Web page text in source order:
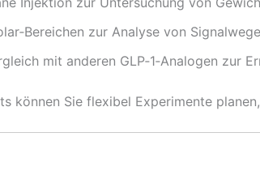
zur Analyse von
mit anderen GLP‑1‑Analogen zur
können Sie flexibel Experimente